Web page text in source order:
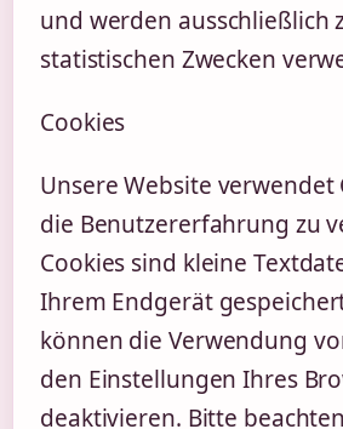
und werden ausschließlich
statistischen Zwecken
Cookies
Unsere Website verwendet
die Benutzererfahrung zu
Cookies sind kleine
Ihrem Endgerät
können die Verwendung
den Einstellungen Ihres
deaktivieren. Bitte